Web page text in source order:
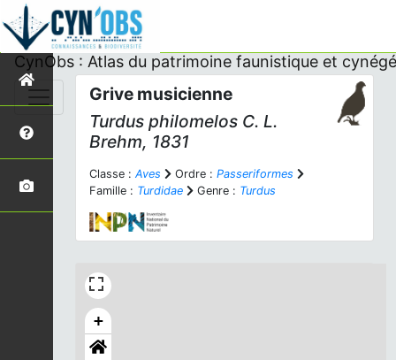
CynObs : Atlas du patrimoine faunistique et
Grive musicienne
Turdus philomelos C. L.
Brehm, 1831
Classe : Aves Ordre : Passeriformes
Famille : Turdidae Genre : Turdus
+